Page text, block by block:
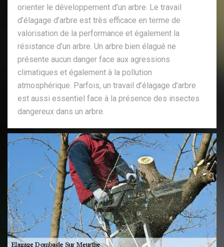
orienter le développement d’un arbre. Le travail
d’élagage d’arbre est très efficace en terme de
valorisation de la performance et également la
résistance d’un arbre. Un arbre bien élagué ne
présente aucun danger face aux agressions
climatiques et également à la pollution
atmosphérique. Parfois, un travail d’élagage d’arbre
est aussi essentiel face à la présence des insectes
dangereux dans un arbre.